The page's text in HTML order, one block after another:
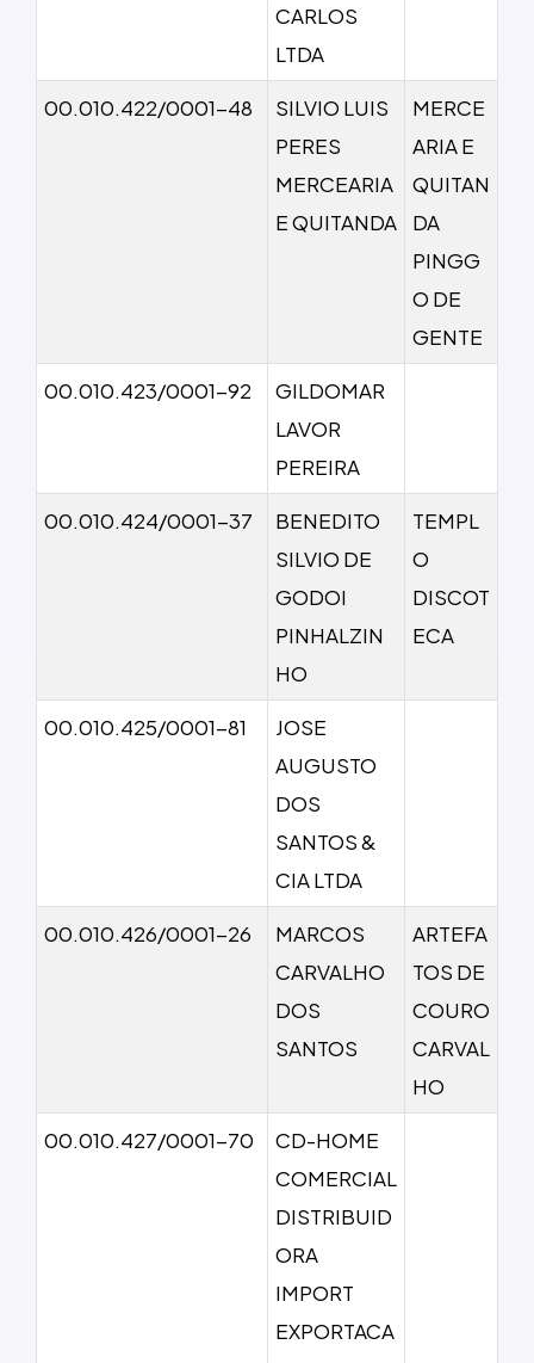
CARLOS
LTDA
00.010.422/0001-48
SILVIO LUIS
PERES
MERCEARIA
E QUITANDA
MERCE
ARIA E
QUITAN
DA
PINGG
O DE
GENTE
00.010.423/0001-92
GILDOMAR
LAVOR
PEREIRA
00.010.424/0001-37
BENEDITO
SILVIO DE
GODOI
PINHALZIN
HO
TEMPL
O
DISCOT
ECA
00.010.425/0001-81
JOSE
AUGUSTO
DOS
SANTOS &
CIA LTDA
00.010.426/0001-26
MARCOS
CARVALHO
DOS
SANTOS
ARTEFA
TOS DE
COURO
CARVAL
HO
00.010.427/0001-70
CD-HOME
COMERCIAL
DISTRIBUID
ORA
IMPORT
EXPORTACA